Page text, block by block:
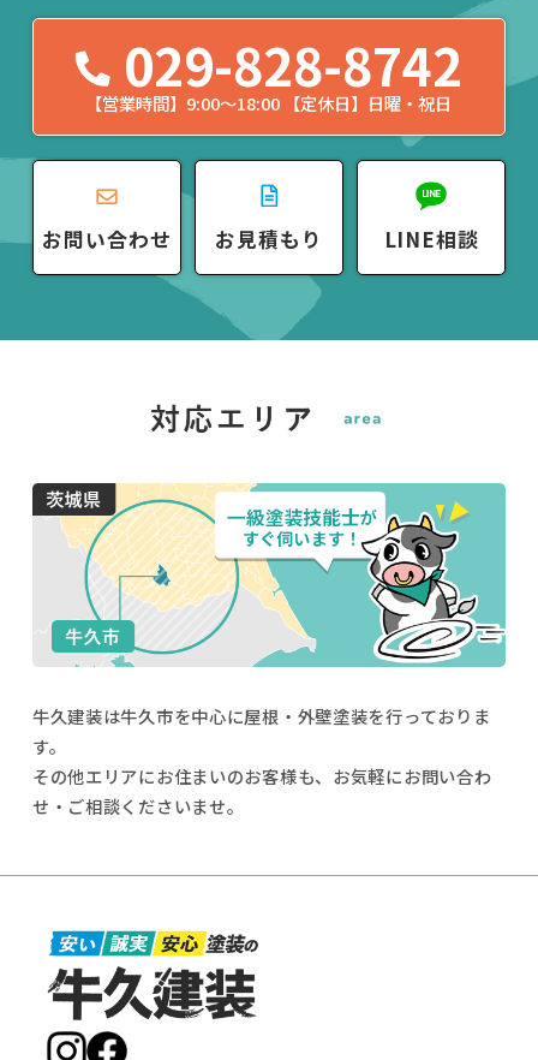
029-828-8742
【営業時間】9:00〜18:00 【定休日】日曜・祝日
お問い合わせ お見積もり LINE相談
牛久建装は牛久市を中心に屋根・外壁塗装を行っておりま
す。
その他エリアにお住まいのお客様も、お気軽にお問い合わ
せ・ご相談くださいませ。